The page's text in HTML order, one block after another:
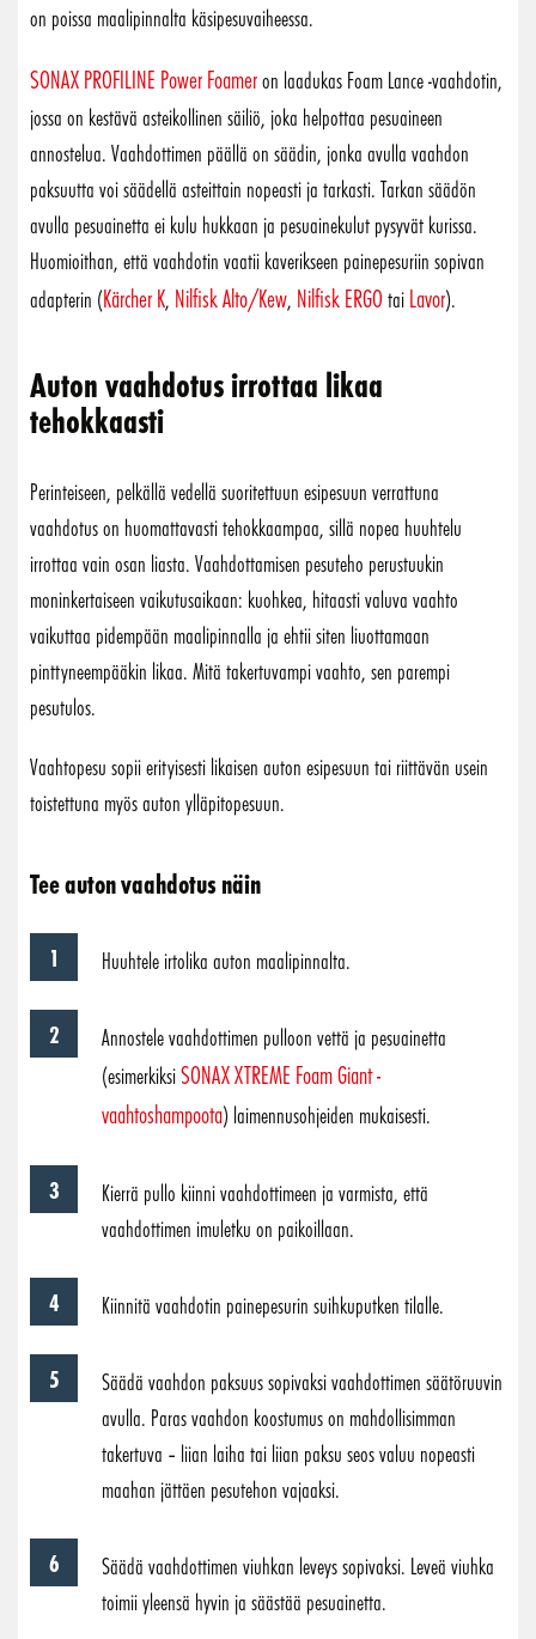
on poissa maalipinnalta käsipesuvaiheessa.
SONAX PROFILINE Power Foameron laadukas Foam Lance -vaahdotin,
jossa on kestävä asteikollinen säiliö, joka helpottaa pesuaineen
annostelua. Vaahdottimen päällä on säädin, jonka avulla vaahdon
paksuutta voi säädellä asteittain nopeasti ja tarkasti. Tarkan säädön
avulla pesuainetta ei kulu hukkaan ja pesuainekulut pysyvät kurissa.
Huomioithan, että vaahdotin vaatii kaverikseen painepesuriin sopivan
adapterin (Kärcher K, Nilfisk Alto/Kew, Nilfisk ERGO tai Lavor).
Auton vaahdotus irrottaa likaa
tehokkaasti
Perinteiseen, pelkällä vedellä suoritettuun esipesuun verrattuna
vaahdotus on huomattavasti tehokkaampaa, sillä nopea huuhtelu
irrottaa vain osan liasta. Vaahdottamisen pesuteho perustuukin
moninkertaiseen vaikutusaikaan: kuohkea, hitaasti valuva vaahto
vaikuttaa pidempään maalipinnalla ja ehtii siten liuottamaan
pinttyneempääkin likaa. Mitä takertuvampi vaahto, sen parempi
pesutulos.
Vaahtopesu sopii erityisesti likaisen auton esipesuun tai riittävän usein
toistettuna myös auton ylläpitopesuun.
Tee auton vaahdotus näin
Huuhtele irtolika auton maalipinnalta.
Annostele vaahdottimen pulloon vettä ja pesuainetta
(esimerkiksiSONAX XTREME Foam Giant -
vaahtoshampoota) laimennusohjeiden mukaisesti.
Kierrä pullo kiinni vaahdottimeen ja varmista, että
vaahdottimen imuletku on paikoillaan.
Kiinnitä vaahdotin painepesurin suihkuputken tilalle.
Säädä vaahdon paksuus sopivaksi vaahdottimen säätöruuvin
avulla. Paras vaahdon koostumus on mahdollisimman
takertuva – liian laiha tai liian paksu seos valuu nopeasti
maahan jättäen pesutehon vajaaksi.
Säädä vaahdottimen viuhkan leveys sopivaksi. Leveä viuhka
toimii yleensä hyvin ja säästää pesuainetta.